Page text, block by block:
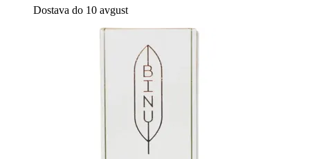
Dostava do 10 avgust